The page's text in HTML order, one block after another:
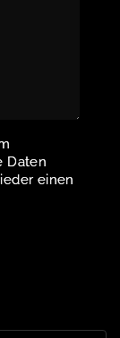
Daten
einen